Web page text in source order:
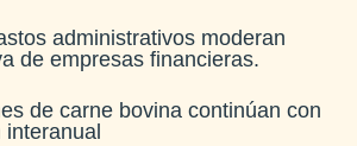
administrativos moderan
de empresas financieras​.
de carne bovina continúan con
interanual